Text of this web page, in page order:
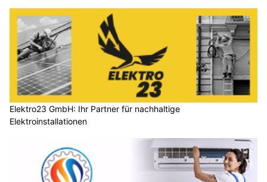
Elektro23 GmbH: Ihr Partner für nachhaltige
Elektroinstallationen